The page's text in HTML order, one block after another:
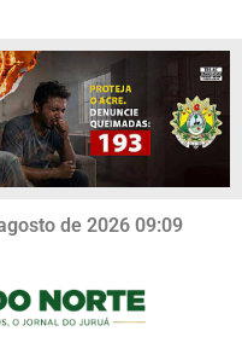
de 2026 09:09